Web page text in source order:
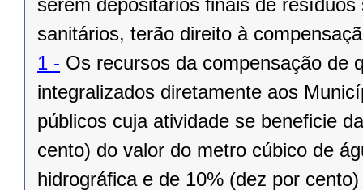
serem depo­sitários finais de
sanitários, terão direito à
1 - Os recursos da compensação de
integralizados diretamente aos
públicos cuja atividade se beneficie
cento) do valor do metro cúbico de
hidrográfica e de 10% (dez por